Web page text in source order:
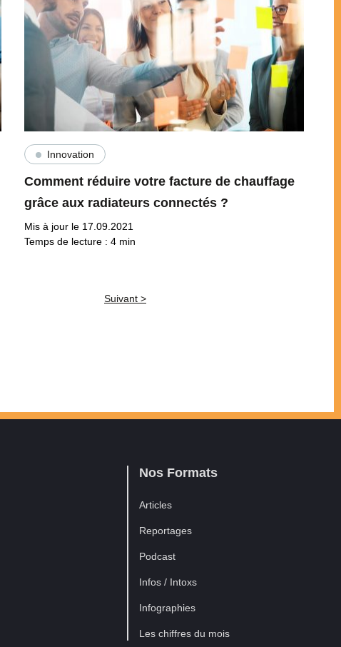
Innovation
Comment réduire votre facture de chauffage
grâce aux radiateurs connectés ?
Mis à jour le 17.09.2021
Temps de lecture : 4 min
Suivant >
Nos Formats
Articles
Reportages
Podcast
Infos / Intoxs
Infographies
Les chiffres du mois